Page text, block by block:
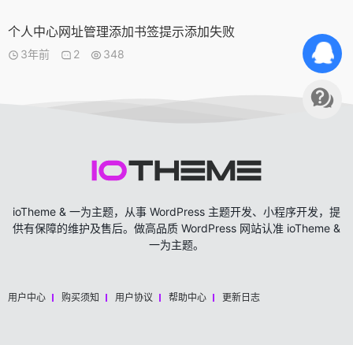
个人中心网址管理添加书签提示添加失败
3年前 2 348
ioTheme & 一为主题，从事 WordPress 主题开发、小程序开发，提
供有保障的维护及售后。做高品质 WordPress 网站认准 ioTheme &
一为主题。
用户中心 购买须知 用户协议 帮助中心 更新日志